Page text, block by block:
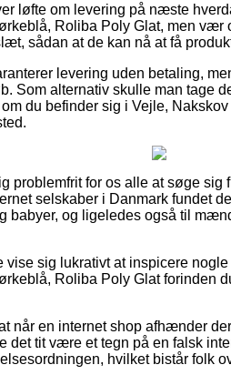
løfte om levering på næste
Roliba Poly Glat, men
sådan at de kan nå at få
levering uden betaling,
Som alternativ skulle man tage
du befinder sig i Vejle,
problemfrit for os alle at søge sig
selskaber i Danmark fundet
babyer, og ligeledes også til
vise sig lukrativt at inspicere
Roliba Poly Glat forinden
når en internet shop afhænder
det tit være et tegn på en falsk
hvilket bistår folk